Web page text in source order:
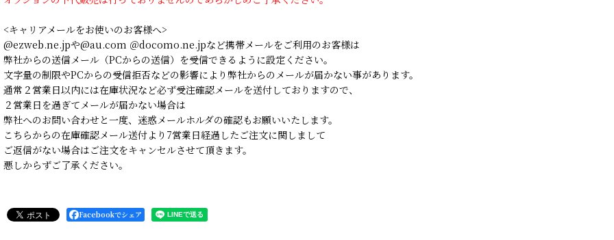
<キャリアメールをお使いのお客様へ>
@ezweb.ne.jpや@au.com ＠docomo.ne.jpなど携帯メールをご利用のお客様は
弊社からの送信メール（PCからの送信）を受信できるように設定ください。
文字量の制限やPCからの受信拒否などの影響により弊社からのメールが届かない事があります。
通常２営業日以内には在庫状況など必ず受注確認メールを送付しておりますので、
２営業日を過ぎてメールが届かない場合は
弊社へのお問い合わせと一度、迷惑メールホルダの確認もお願いいたします。
こちらからの在庫確認メール送付より7営業日経過したご注文に関しまして
ご返信がない場合はご注文をキャンセルさせて頂きます。
悪しからずご了承ください。
Facebookでシェア